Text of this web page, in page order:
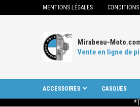
MENTIONS LÉGALES CONDITIONS
Mirabeau-
Vente en ligne de
ACCESSOIRES CASQUES